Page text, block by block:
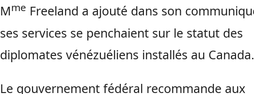
Mme Freeland a ajouté dans son
ses services se penchaient sur le statut des
diplomates vénézuéliens installés au Canada.
Le gouvernement fédéral recommande aux